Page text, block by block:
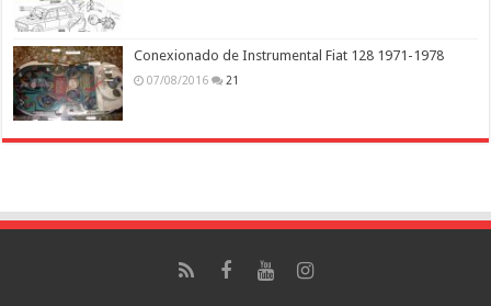
Conexionado de Instrumental Fiat 128 1971-1978
07/08/2016 21